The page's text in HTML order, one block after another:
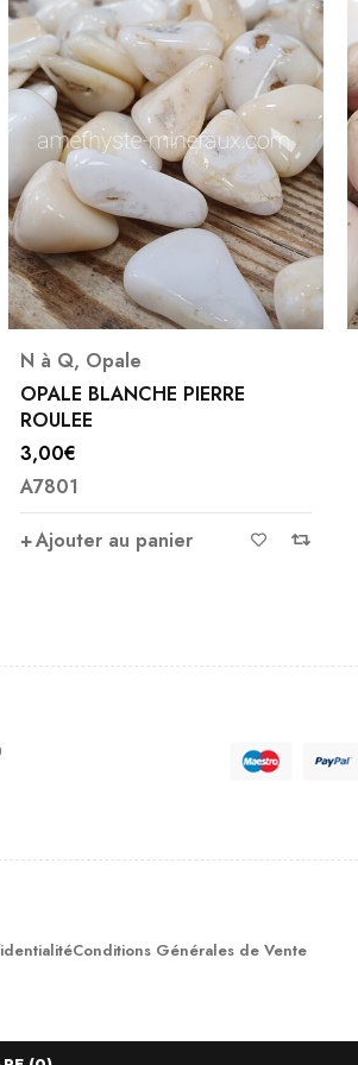
N à Q, Opale
OPALE BLANCHE PIERRE
ROULEE
3,00€
A7801
Ajouter au panier
Conditions Générales de Vente